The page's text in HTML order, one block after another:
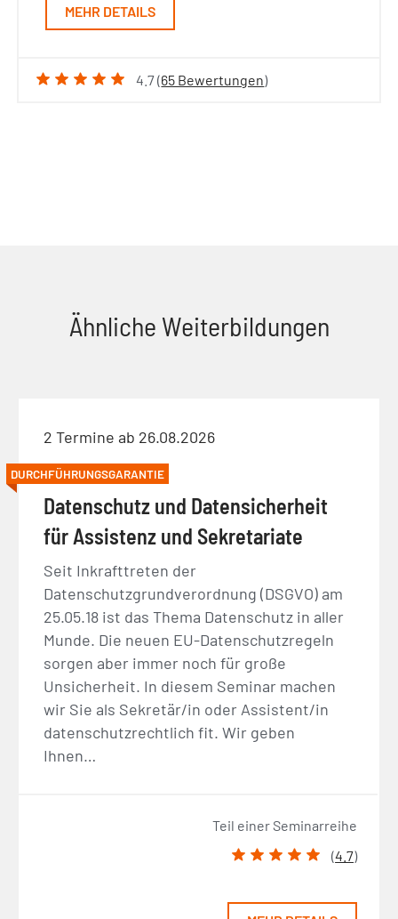
MEHR DETAILS
4.7 (65 Bewertungen)
Ähnliche Weiterbildungen
2 Termine ab 26.08.2026
DURCHFÜHRUNGSGARANTIE
Datenschutz und Datensicherheit
für Assistenz und Sekretariate
Seit Inkrafttreten der
Datenschutzgrundverordnung (DSGVO) am
25.05.18 ist das Thema Datenschutz in aller
Munde. Die neuen EU-Datenschutzregeln
sorgen aber immer noch für große
Unsicherheit. In diesem Seminar machen
wir Sie als Sekretär/in oder Assistent/in
datenschutzrechtlich fit. Wir geben
Ihnen…
Teil einer Seminarreihe
(4.7)